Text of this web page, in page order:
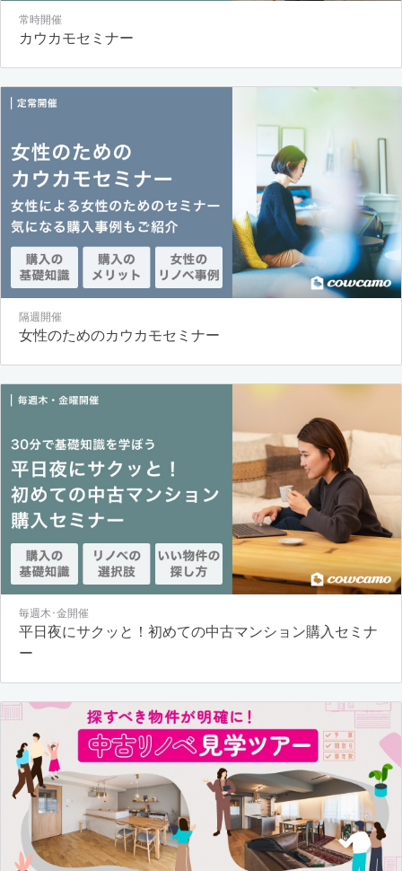
常時開催
カウカモセミナー
隔週開催
女性のためのカウカモセミナー
毎週木･金開催
平日夜にサクッと！初めての中古マンション購入セミナ
ー